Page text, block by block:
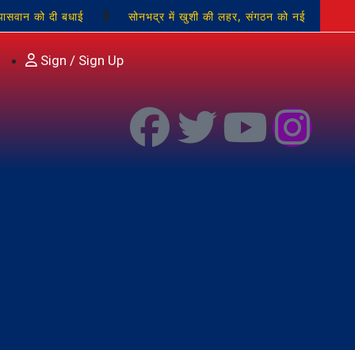
को दी बधाई सोनभद्र में खुशी की लहर, संगठन को नई
Sign / Sign Up